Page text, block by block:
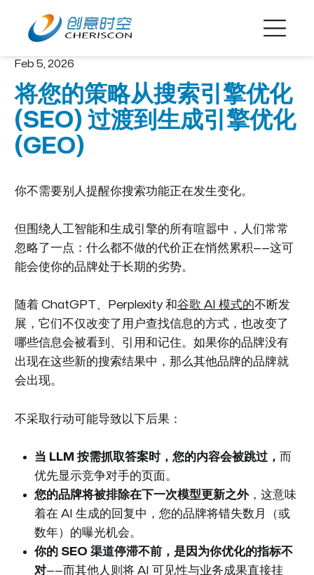
Feb 5, 2026
将您的策略​​从搜索引擎优化
(SEO) 过渡到生成引擎优化
(GEO)
你不需要别人提醒你搜索功能正在发生变化。
但围绕人工智能和生成引擎的所有喧嚣中，人们常常
忽略了一点：什么都不做的代价正在悄然累积——这可
能会使你的品牌处于长期的劣势。
随着 ChatGPT、Perplexity 和谷歌 AI 模式的不断发
展，它们不仅改变了用户查找信息的方式，也改变了
哪些信息会被看到、引用和记住。如果你的品牌没有
出现在这些新的搜索结果中，那么其他品牌的品牌就
会出现。
不采取行动可能导致以下后果：
当 LLM 按需抓取答案时，您的内容会被跳过， 而
优先显示竞争对手的页面。
您的品牌将被排除在下一次模型更新之外，这意味
着在 AI 生成的回复中，您的品牌将错失数月（或
数年）的曝光机会。
你的 SEO 渠道停滞不前，是因为你优化的指标不
对——而其他人则将 AI 可见性与业务成果直接挂